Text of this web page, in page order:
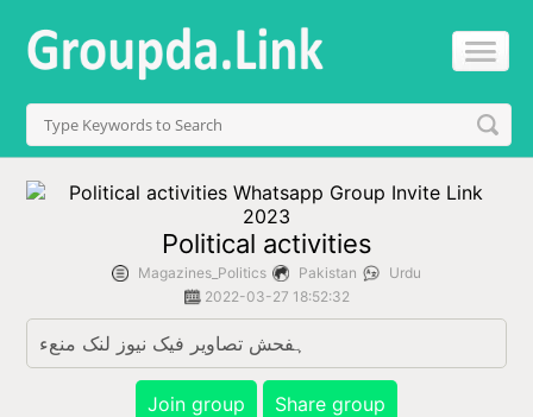
Political activities
Magazines_Politics Pakistan
Urdu
2022-03-27 18:52:32
ہفحش تصاویر فیک نیوز لنک منعء
Join group Share group